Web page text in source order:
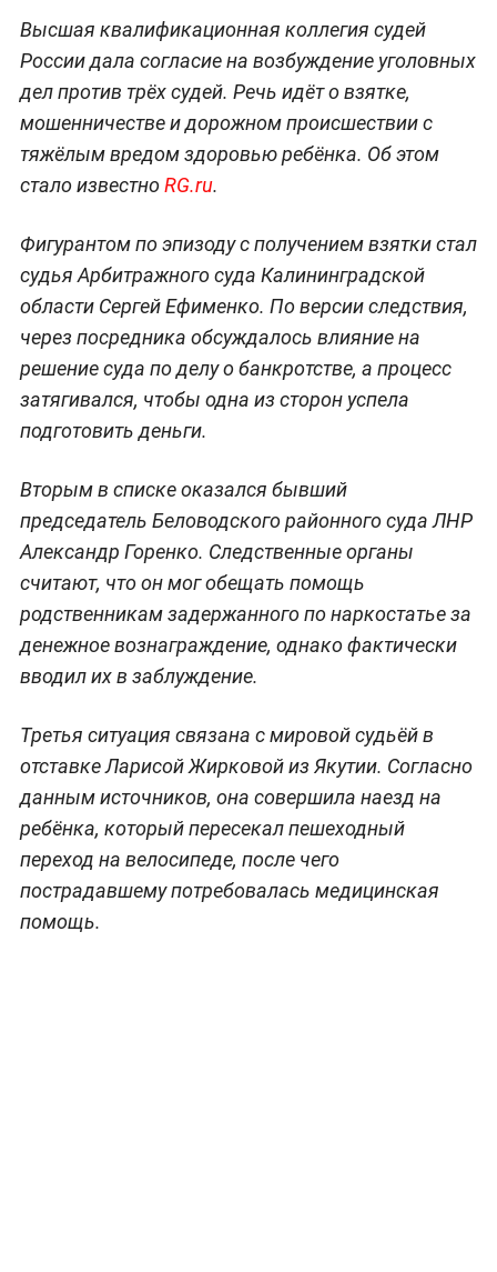
Высшая квалификационная коллегия судей
России дала согласие на возбуждение уголовных
дел против трёх судей. Речь идёт о взятке,
мошенничестве и дорожном происшествии с
тяжёлым вредом здоровью ребёнка. Об этом
стало известноRG.ru.
Фигурантом по эпизоду с получением взятки стал
судья Арбитражного суда Калининградской
области Сергей Ефименко. По версии следствия,
через посредника обсуждалось влияние на
решение суда по делу о банкротстве, а процесс
затягивался, чтобы одна из сторон успела
подготовить деньги.
Вторым в списке оказался бывший
председатель Беловодского районного суда ЛНР
Александр Горенко. Следственные органы
считают, что он мог обещать помощь
родственникам задержанного по наркостатье за
денежное вознаграждение, однако фактически
вводил их в заблуждение.
Третья ситуация связана с мировой судьёй в
отставке Ларисой Жирковой из Якутии. Согласно
данным источников, она совершила наезд на
ребёнка, который пересекал пешеходный
переход на велосипеде, после чего
пострадавшему потребовалась медицинская
помощь.